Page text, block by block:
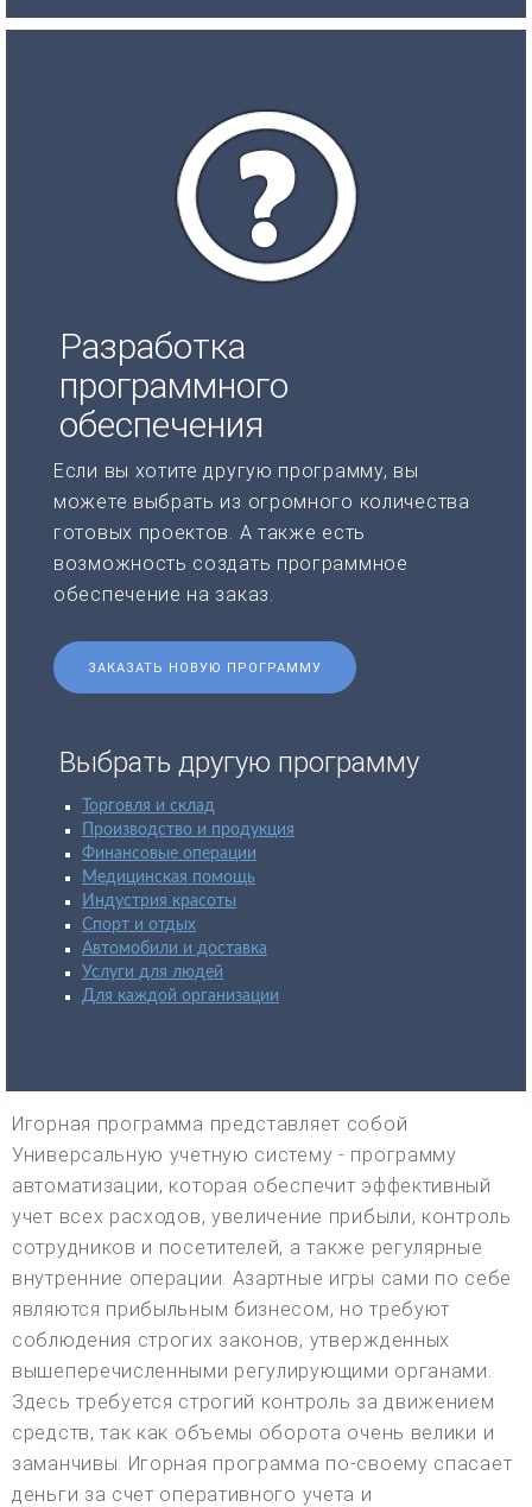
Разработка
программного
обеспечения
Если вы хотите другую программу, вы
можете выбрать из огромного количества
готовых проектов. А также есть
возможность создать программное
обеспечение на заказ.
ЗАКАЗАТЬ НОВУЮ ПРОГРАММУ
Выбрать другую программу
Торговля и склад
Производство и продукция
Финансовые операции
Медицинская помощь
Индустрия красоты
Спорт и отдых
Автомобили и доставка
Услуги для людей
Для каждой организации
Игорная программа представляет собой
Универсальную учетную систему - программу
автоматизации, которая обеспечит эффективный
учет всех расходов, увеличение прибыли, контроль
сотрудников и посетителей, а также регулярные
внутренние операции. Азартные игры сами по себе
являются прибыльным бизнесом, но требуют
соблюдения строгих законов, утвержденных
вышеперечисленными регулирующими органами.
Здесь требуется строгий контроль за движением
средств, так как объемы оборота очень велики и
заманчивы. Игорная программа по-своему спасает
деньги за счет оперативного учета и